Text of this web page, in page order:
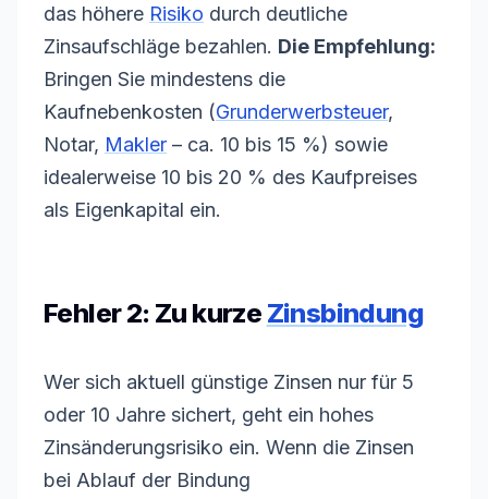
das höhere Risiko durch deutliche
Zinsaufschläge bezahlen. Die Empfehlung:
Bringen Sie mindestens die
Kaufnebenkosten (Grunderwerbsteuer,
Notar, Makler – ca. 10 bis 15 %) sowie
idealerweise 10 bis 20 % des Kaufpreises
als Eigenkapital ein.
Fehler 2: Zu kurze Zinsbindung
Wer sich aktuell günstige Zinsen nur für 5
oder 10 Jahre sichert, geht ein hohes
Zinsänderungsrisiko ein. Wenn die Zinsen
bei Ablauf der Bindung